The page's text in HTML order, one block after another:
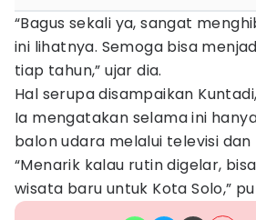
“Bagus sekali ya, sangat
ini lihatnya. Semoga bisa
tiap tahun,” ujar dia.
Hal serupa disampaikan
Ia mengatakan selama ini
balon udara melalui televisi dan
“Menarik kalau rutin digelar,
wisata baru untuk Kota Solo,”